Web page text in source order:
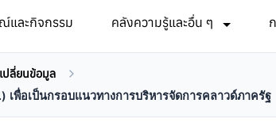
และกิจกรรม คลังความรู้และอื่น ๆ
ปลี่ยนข้อมูล
พื่อเป็นกรอบแนวทางการบริหารจัดการคลาวด์ภาครัฐ